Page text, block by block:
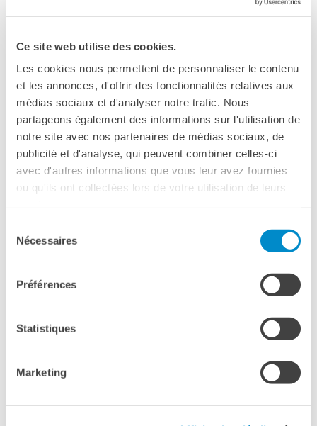
Ce site web utilise des cookies.
Les cookies nous permettent de personnaliser le contenu
et les annonces, d'offrir des fonctionnalités relatives aux
médias sociaux et d'analyser notre trafic. Nous
partageons également des informations sur l'utilisation de
notre site avec nos partenaires de médias sociaux, de
publicité et d'analyse, qui peuvent combiner celles-ci
avec d'autres informations que vous leur avez fournies
ou qu'ils ont collectées lors de votre utilisation de leurs
Nécessaires
Préférences
Statistiques
Marketing